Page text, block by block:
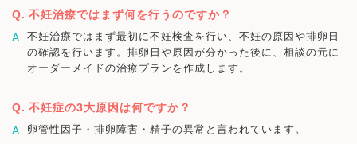
不妊治療ではまず何を行うのですか？
不妊治療ではまず最初に不妊検査を行い、不妊の原因や排卵日
の確認を行います。排卵日や原因が分かった後に、相談の元に
オーダーメイドの治療プランを作成します。
不妊症の3大原因は何ですか？
卵管性因子・排卵障害・精子の異常と言われています。